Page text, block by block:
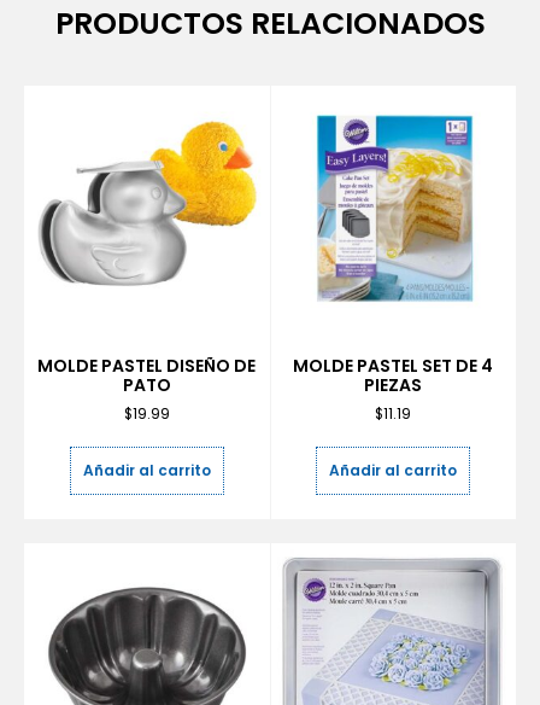
PRODUCTOS RELACIONADOS
MOLDE PASTEL DISEÑO DE
PATO
$19.99
Añadir al carrito
MOLDE PASTEL SET DE 4
PIEZAS
$11.19
Añadir al carrito